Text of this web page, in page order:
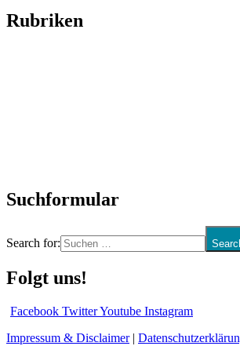
Rubriken
Suchformular
Search for:
Folgt uns!
Facebook TwitterYoutube Instagram
Impressum & Disclaimer|